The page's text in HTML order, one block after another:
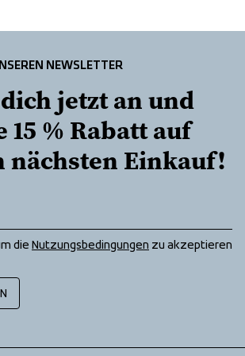
NEWSLETTER
jetzt an und
15 % Rabatt auf
nächsten Einkauf!
die Nutzungsbedingungen zu akzeptieren